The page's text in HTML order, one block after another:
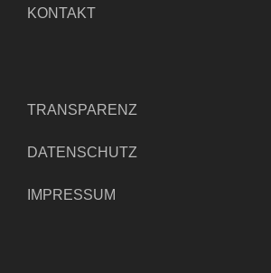
KONTAKT
TRANSPARENZ
DATENSCHUTZ
IMPRESSUM